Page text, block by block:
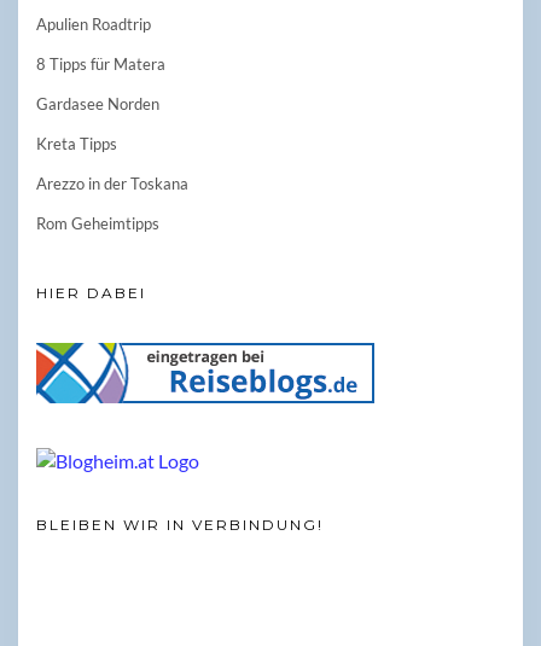
Apulien Roadtrip
8 Tipps für Matera
Gardasee Norden
Kreta Tipps
Arezzo in der Toskana
Rom Geheimtipps
HIER DABEI
BLEIBEN WIR IN VERBINDUNG!